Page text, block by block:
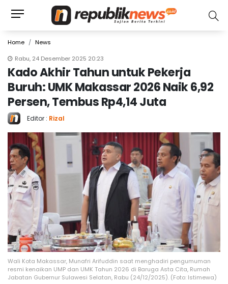
Home
News
Rabu, 24 Desember 2025 20:23
Kado Akhir Tahun untuk Pekerja
Buruh: UMK Makassar 2026 Naik 6,92
Persen, Tembus Rp4,14 Juta
Editor : Rizal
Wali Kota Makassar, Munafri Arifuddin saat menghadiri pengumuman
resmi kenaikan UMP dan UMK Tahun 2026 di Baruga Asta Cita, Rumah
Jabatan Gubernur Sulawesi Selatan, Rabu (24/12/2025). (Foto: Istimewa)